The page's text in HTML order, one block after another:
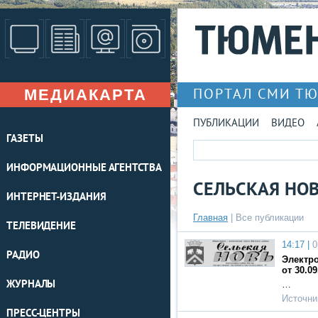
МЕДИАКАРТА
ГАЗЕТЫ
ИНФОРМАЦИОННЫЕ АГЕНТСТВА
ИНТЕРНЕТ-ИЗДАНИЯ
ТЕЛЕВИДЕНИЕ
РАДИО
ЖУРНАЛЫ
ПРЕСС-ЦЕНТРЫ
ПОРТАЛ СМИ
ПУБЛИКАЦИИ ВИДЕО
СЕЛЬСКАЯ
Главная Все публикации
14:17 |
от
…